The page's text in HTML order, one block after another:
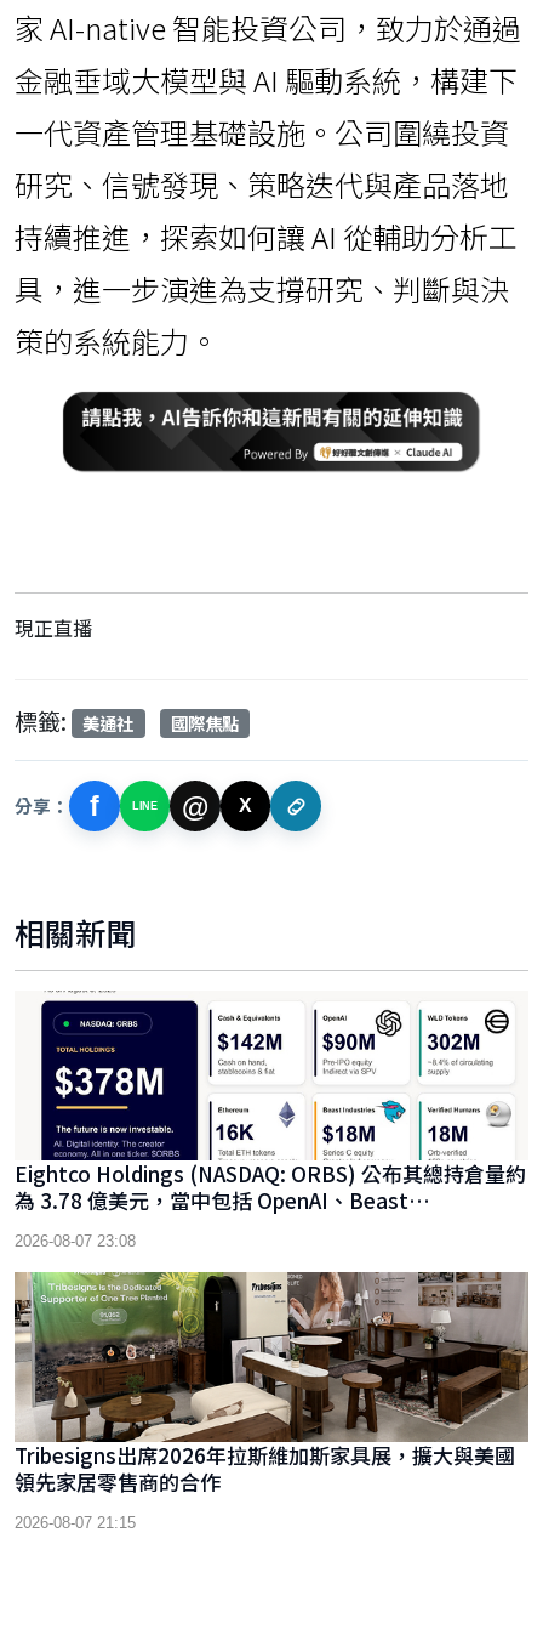
家 AI-native 智能投資公司，致力於通過
金融垂域大模型與 AI 驅動系統，構建下
一代資產管理基礎設施。公司圍繞投資
研究、信號發現、策略迭代與產品落地
持續推進，探索如何讓 AI 從輔助分析工
具，進一步演進為支撐研究、判斷與決
策的系統能力。
現正直播
標籤: 美通社 國際焦點
分享： f LINE @ X
相關新聞
Eightco Holdings (NASDAQ: ORBS) 公布其總持倉量約
為 3.78 億美元，當中包括 OpenAI、Beast
代幣
2026-08-07 23:08
Tribesigns出席2026年拉斯維加斯家具展，擴大與美國
領先家居零售商的合作
2026-08-07 21:15